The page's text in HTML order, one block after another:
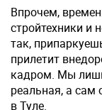
Впрочем,
стройтехники и
так,
прилетит
кадром. Мы
реальная, а
в Туле.